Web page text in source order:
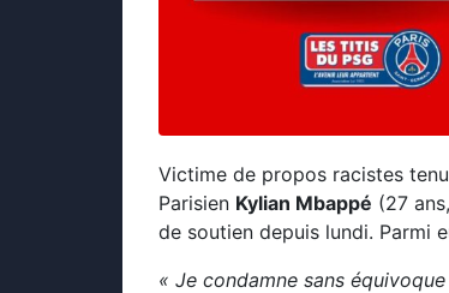
Victime de propos racistes
Parisien Kylian Mbappé (27
de soutien depuis lundi. Parmi
« Je condamne sans